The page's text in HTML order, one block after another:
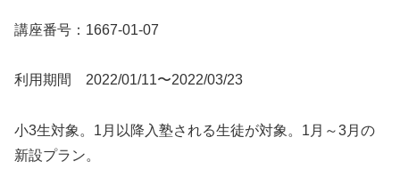
講座番号：1667-01-07
利用期間 2022/01/11〜2022/03/23
小3生対象。1月以降入塾される生徒が対象。1月～3月の
新設プラン。